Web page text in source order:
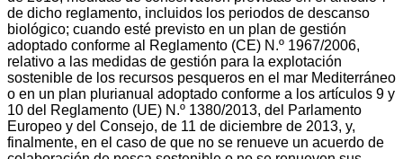
de dicho reglamento, incluidos los periodos de descanso
biológico; cuando esté previsto en un plan de gestión
adoptado conforme al Reglamento (CE) N.º 1967/2006,
relativo a las medidas de gestión para la explotación
sostenible de los recursos pesqueros en el mar Mediterráneo
o en un plan plurianual adoptado conforme a los artículos 9 y
10 del Reglamento (UE) N.º 1380/2013, del Parlamento
Europeo y del Consejo, de 11 de diciembre de 2013, y,
finalmente, en el caso de que no se renueve un acuerdo de